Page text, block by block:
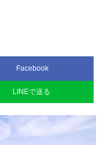
Facebook
LINEで送る